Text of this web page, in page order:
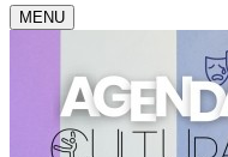
MENU